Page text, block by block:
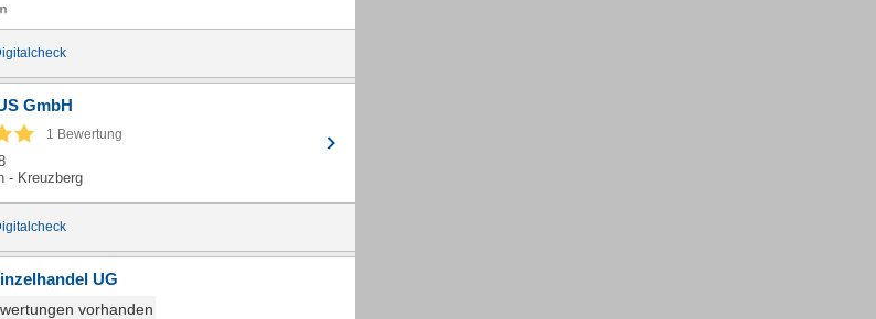
GmbH
1 Bewertung
- Kreuzberg
UG
vorhanden